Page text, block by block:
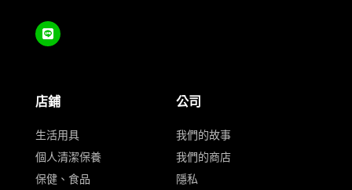
店鋪
生活用具
個人清潔保養
保健、食品
公司
我們的故事
我們的商店
隱私